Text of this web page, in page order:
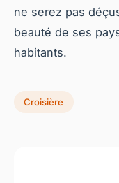
ne serez pas
beauté de ses
habitants.
Croisière